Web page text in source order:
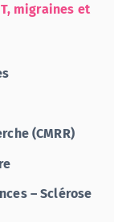
migraines et
(CMRR)
– Sclérose